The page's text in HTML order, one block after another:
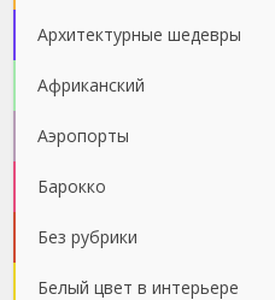
Архитектурные шедевры
Африканский
Аэропорты
Барокко
Без рубрики
Белый цвет в интерьере